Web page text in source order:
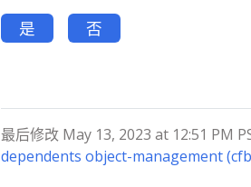
是 否
最后修改 May 13, 2023 at 12:51 PM
dependents object-management